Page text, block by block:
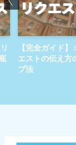
のリク
率アッ
ミラコ
り部屋